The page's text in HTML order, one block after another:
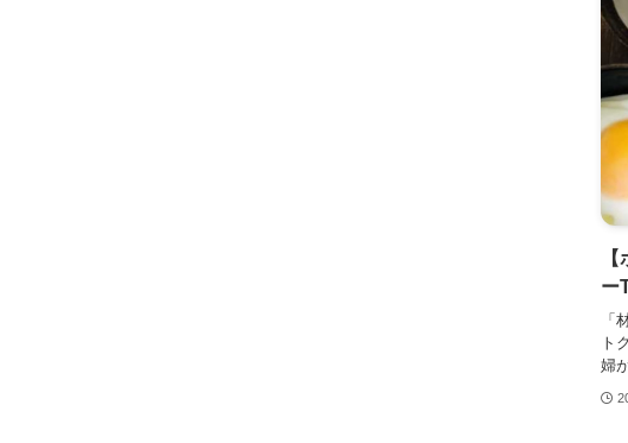
ー
「
ト
婦